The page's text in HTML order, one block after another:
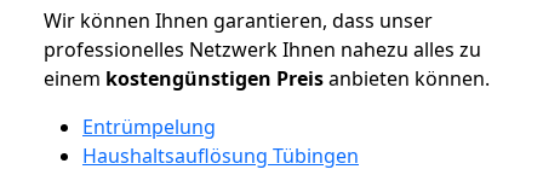
Wir können Ihnen garantieren, dass unser
professionelles Netzwerk Ihnen nahezu alles zu
einem kostengünstigen Preisanbieten können.
Entrümpelung
Haushaltsauflösung Tübingen